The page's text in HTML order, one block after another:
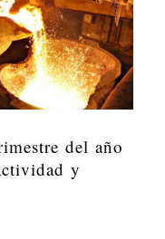
del año
y